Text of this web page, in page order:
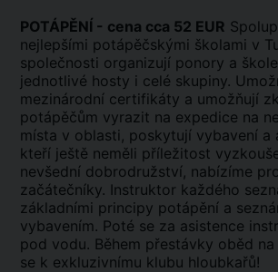
POTÁPĚNÍ - cena cca 52 EUR
nejlepšími potápěčskými školami v
společnosti organizují ponory a
jednotlivé hosty i celé skupiny.
mezinárodní certifikáty a umožňují
potápěčům vyrazit na expedice na
místa v oblasti, poskytují vybavení a
kteří ještě neměli příležitost
nevšední dobrodružství, nabízíme
začátečníky. Instruktor každého
základními principy potápění a
vybavením. Poté se za asistence
pod vodu. Během přestávky oběd
se k exkluzivnímu klubu hloubkařů!